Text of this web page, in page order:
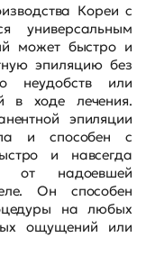
Кореи с
универсальным
может быстро и
эпиляцию без
неудобств или
в ходе лечения.
эпиляции
и способен с
и навсегда
от надоевшей
Он способен
на любых
ощущений или